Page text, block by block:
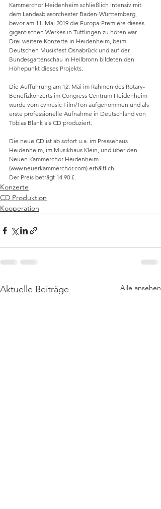
Kammerchor Heidenheim schließlich intensiv mit
dem Landesblasorchester Baden-Württemberg,
bevor am 11. Mai 2019 die Europa-Premiere dieses
gigantischen Werkes in Tuttlingen zu hören war.
Drei weitere Konzerte in Heidenheim, beim
Deutschen Musikfest Osnabrück und auf der
Bundesgartenschau in Heilbronn bildeten den
Höhepunkt dieses Projekts.
Die Aufführung am 12. Mai im Rahmen des Rotary-
Benefizkonzerts im Congress Centrum Heidenheim
wurde vom cvmusic Film/Ton aufgenommen und als
erste professionelle Aufnahme in Deutschland von
Tobias Blank als CD produziert.
Die neue CD ist ab sofort u.a. im Pressehaus
Heidenheim, im Musikhaus Klein, und über den
Neuen Kammerchor Heidenheim
(www.neuerkammerchor.com) erhältlich.
Der Preis beträgt 14.90 €.
Konzerte
CD Produktion
Kooperation
Aktuelle Beiträge Alle ansehen